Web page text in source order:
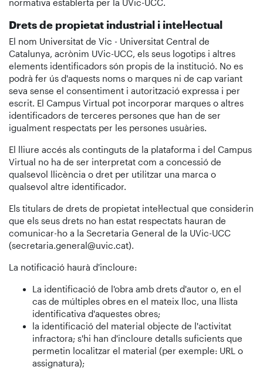
normativa establerta per la UVic-UCC.
Drets de propietat industrial i intel·lectual
El nom Universitat de Vic - Universitat Central de
Catalunya, acrònim UVic-UCC, els seus logotips i altres
elements identificadors són propis de la institució. No es
podrà fer ús d'aquests noms o marques ni de cap variant
seva sense el consentiment i autorització expressa i per
escrit. El Campus Virtual pot incorporar marques o altres
identificadors de terceres persones que han de ser
igualment respectats per les persones usuàries.
El lliure accés als continguts de la plataforma i del Campus
Virtual no ha de ser interpretat com a concessió de
qualsevol llicència o dret per utilitzar una marca o
qualsevol altre identificador.
Els titulars de drets de propietat intel·lectual que considerin
que els seus drets no han estat respectats hauran de
comunicar-ho a la Secretaria General de la UVic-UCC
(secretaria.general@uvic.cat).
La notificació haurà d'incloure:
La identificació de l'obra amb drets d'autor o, en el
cas de múltiples obres en el mateix lloc, una llista
identificativa d'aquestes obres;
la identificació del material objecte de l'activitat
infractora; s'hi han d'incloure detalls suficients que
permetin localitzar el material (per exemple: URL o
assignatura);